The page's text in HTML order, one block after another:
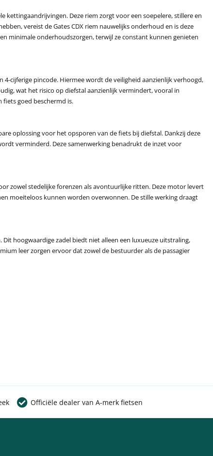
kettingaandrijvingen. Deze riem zorgt voor een soepelere, stillere en
vereist de Gates CDX riem nauwelijks onderhoud en is deze
minimale onderhoudszorgen, terwijl ze constant kunnen genieten
cijferige pincode. Hiermee wordt de veiligheid aanzienlijk verhoogd,
wat het risico op diefstal aanzienlijk vermindert, vooral in
goed beschermd is.
oplossing voor het opsporen van de fiets bij diefstal. Dankzij deze
verminderd. Deze samenwerking benadrukt de inzet voor
zowel stedelijke forenzen als avontuurlijke ritten. Deze motor levert
moeiteloos kunnen worden overwonnen. De stille werking draagt
hoogwaardige zadel biedt niet alleen een luxueuze uitstraling,
leer zorgen ervoor dat zowel de bestuurder als de passagier
Officiële dealer van A-merk fietsen